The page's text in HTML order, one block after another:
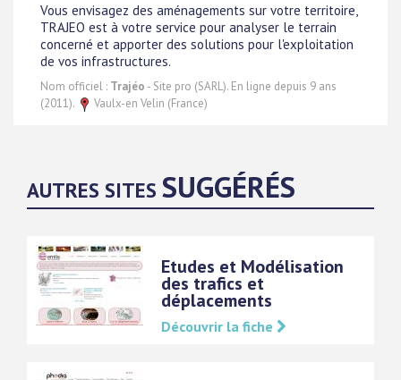
Vous envisagez des aménagements sur votre territoire,
TRAJEO est à votre service pour analyser le terrain
concerné et apporter des solutions pour l'exploitation
de vos infrastructures.
Nom officiel : Trajéo - Site pro (SARL). En ligne depuis 9 ans
(2011).
Vaulx-en Velin (France)
AUTRES SITES SUGGÉRÉS
Etudes et Modélisation
des trafics et
déplacements
Découvrir la fiche